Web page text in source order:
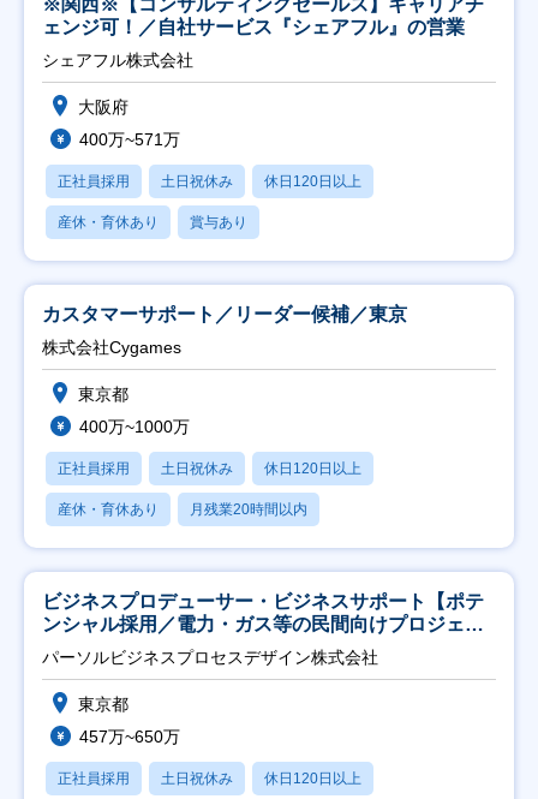
※関西※【コンサルティングセールス】キャリアチ
ェンジ可！／自社サービス『シェアフル』の営業
シェアフル株式会社
大阪府
400万~571万
正社員採用 土日祝休み 休日120日以上
産休・育休あり 賞与あり
カスタマーサポート／リーダー候補／東京
株式会社Cygames
東京都
400万~1000万
正社員採用 土日祝休み 休日120日以上
産休・育休あり 月残業20時間以内
ビジネスプロデューサー・ビジネスサポート【ポテ
ンシャル採用／電力・ガス等の民間向けプロジェク
ト推進】
パーソルビジネスプロセスデザイン株式会社
東京都
457万~650万
正社員採用 土日祝休み 休日120日以上